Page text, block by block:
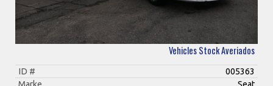
Vehicles Stock Averiados
ID #
005363
Marke
Seat